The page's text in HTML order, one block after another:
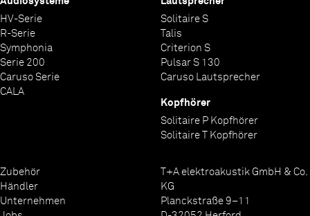
HV-Serie
R-Serie
Symphonia
Serie 200
Caruso Serie
CALA
Solitaire S
Talis
Criterion S
Pulsar S 130
Caruso Lautsprecher
Kopfhörer
Solitaire P Kopfhörer
Solitaire T Kopfhörer
Zubehör
Händler
Unternehmen
T+A elektroakustik GmbH & Co.
KG
Planckstraße 9–11